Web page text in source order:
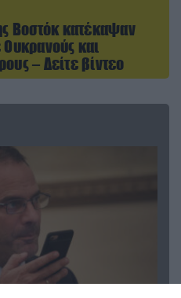
Βοστόκ κατέκαψαν
και
– Δείτε βίντεο